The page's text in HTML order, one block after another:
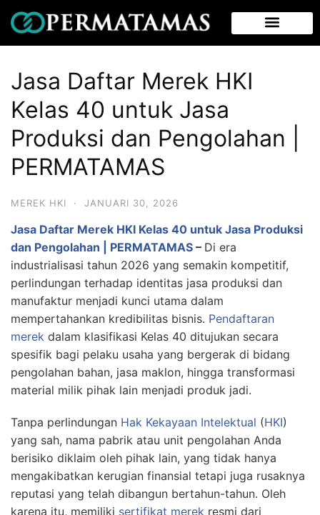
Jasa Daftar Merek HKI
Kelas 40 untuk Jasa
Produksi dan Pengolahan |
PERMATAMAS
MEREK HKI · JANUARI 30, 2026
Jasa Daftar Merek HKI Kelas 40 untuk Jasa Produksi
dan Pengolahan | PERMATAMAS – Di era
industrialisasi tahun 2026 yang semakin kompetitif,
perlindungan terhadap identitas jasa produksi dan
manufaktur menjadi kunci utama dalam
mempertahankan kredibilitas bisnis. Pendaftaran
merek dalam klasifikasi Kelas 40 ditujukan secara
spesifik bagi pelaku usaha yang bergerak di bidang
pengolahan bahan, jasa maklon, hingga transformasi
material milik pihak lain menjadi produk jadi.
Tanpa perlindungan Hak Kekayaan Intelektual (HKI)
yang sah, nama pabrik atau unit pengolahan Anda
berisiko diklaim oleh pihak lain, yang tidak hanya
mengakibatkan kerugian finansial tetapi juga rusaknya
reputasi yang telah dibangun bertahun-tahun. Oleh
karena itu, memiliki sertifikat merek resmi dari